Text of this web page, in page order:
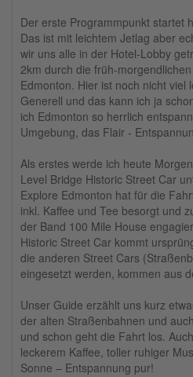
Der erste Programmpunkt startet
Das ist mit leichtem Jetlag aber
wir uns alle in der Hotel-Lobby
2km durch die früh-
Edmonton. Hier ist noch nicht
Generell und das kann ich ja
ich Edmonton so herrlich
Umgebung, das Flair -
Als erstes werde ich heute
Level Bridge Historic Street Car
Explore Edmonton hat für die
inkl. Kaffee und Tee besorgt und
der Band 100 Mile House
Historic Street Car kommt
die anderen Street Cars
eingesetzt werden, kommen aus
Unser Guide erzählt uns kurz
der alten Straßenbahnen und
und schon geht die Fahrt los.
leckerem Kaffee, toller ruhiger
Sonne – Entspannung pur!